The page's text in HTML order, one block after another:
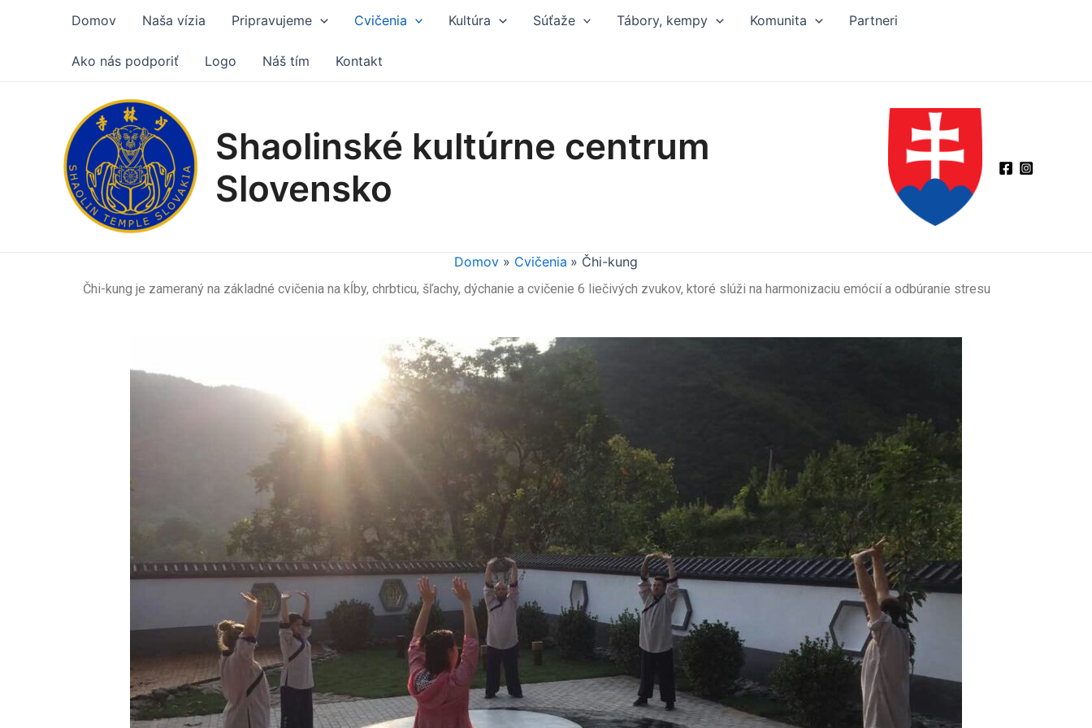
Domov Naša vízia Pripravujeme Cvičenia Kultúra Súťaže Tábory, kempy Komunita Partneri
Ako nás podporiť Logo Náš tím Kontakt
Shaolinské kultúrne centrum
Slovensko
Domov Cvičenia Čhi-kung
Čhi-kung je zameraný na základné cvičenia na kĺby, chrbticu, šľachy, dýchanie a cvičenie 6 liečivých zvukov, ktoré slúži na harmonizaciu emócií a odbúranie stresu